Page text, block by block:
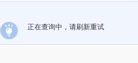
正在查询中，请刷新重试